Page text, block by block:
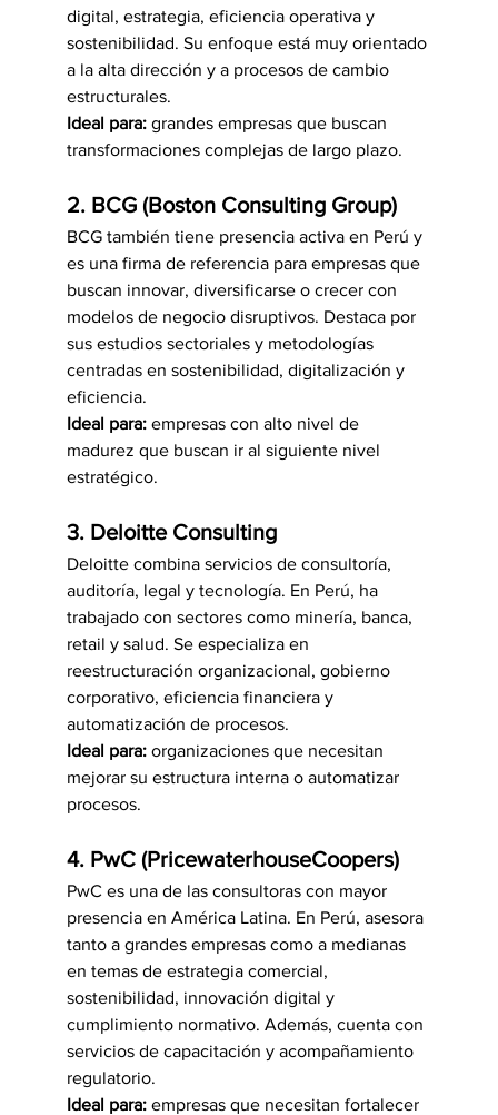
digital, estrategia, eficiencia operativa y
sostenibilidad. Su enfoque está muy orientado
a la alta dirección y a procesos de cambio
estructurales.
Ideal para: grandes empresas que buscan
transformaciones complejas de largo plazo.
2. BCG (Boston Consulting Group)
BCG también tiene presencia activa en Perú y
es una firma de referencia para empresas que
buscan innovar, diversificarse o crecer con
modelos de negocio disruptivos. Destaca por
sus estudios sectoriales y metodologías
centradas en sostenibilidad, digitalización y
eficiencia.
Ideal para: empresas con alto nivel de
madurez que buscan ir al siguiente nivel
estratégico.
3. Deloitte Consulting
Deloitte combina servicios de consultoría,
auditoría, legal y tecnología. En Perú, ha
trabajado con sectores como minería, banca,
retail y salud. Se especializa en
reestructuración organizacional, gobierno
corporativo, eficiencia financiera y
automatización de procesos.
Ideal para: organizaciones que necesitan
mejorar su estructura interna o automatizar
procesos.
4. PwC (PricewaterhouseCoopers)
PwC es una de las consultoras con mayor
presencia en América Latina. En Perú, asesora
tanto a grandes empresas como a medianas
en temas de estrategia comercial,
sostenibilidad, innovación digital y
cumplimiento normativo. Además, cuenta con
servicios de capacitación y acompañamiento
regulatorio.
Ideal para: empresas que necesitan fortalecer